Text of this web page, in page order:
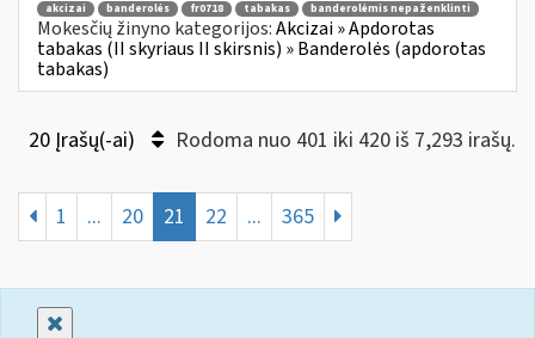
akcizai banderolės fr0718 tabakas banderolėmis nepaženklinti
Mokesčių žinyno kategorijos:Akcizai » Apdorotas
tabakas (II skyriaus II skirsnis) » Banderolės (apdorotas
tabakas)
20 Įrašų(-ai) Rodoma nuo 401 iki 420 iš 7,293 irašų.
1 ... 20 21 22 ... 365